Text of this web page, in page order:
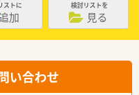
ストに
加
検討リストを
見る
い合わせ